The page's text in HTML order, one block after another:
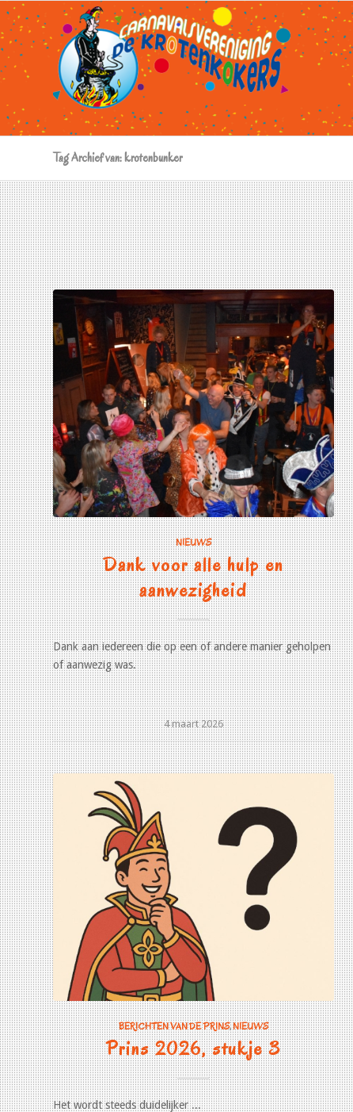
Tag Archief van: krotenbunker
NIEUWS
Dank voor alle hulp en
aanwezigheid
Dank aan iedereen die op een of andere manier geholpen
of aanwezig was.
4 maart 2026
BERICHTEN VAN DE PRINS,NIEUWS
Prins 2026, stukje 3
Het wordt steeds duidelijker ...